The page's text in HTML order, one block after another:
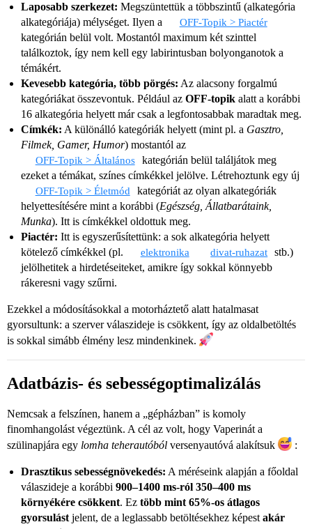
Laposabb szerkezet: Megszüntettük a többszintű (alkategória
alkategóriája) mélységet. Ilyen a
OFF-Topik > Piactér
kategórián belül volt. Mostantól maximum két szinttel
találkoztok, így nem kell egy labirintusban bolyonganotok a
témákért.
Kevesebb kategória, több pörgés: Az alacsony forgalmú
kategóriákat összevontuk. Például az OFF-topik alatt a korábbi
16 alkategória helyett már csak a legfontosabbak maradtak meg.
Címkék: A különálló kategóriák helyett (mint pl. a Gasztro,
Filmek, Gamer, Humor) mostantól az
OFF-Topik > Általános
kategórián belül találjátok meg
ezeket a témákat, színes címkékkel jelölve. Létrehoztunk egy új
OFF-Topik > Életmód
kategóriát az olyan alkategóriák
helyettesítésére mint a korábbi (Egészség, Állatbarátaink,
Munka). Itt is címkékkel oldottuk meg.
Piactér: Itt is egyszerűsítettünk: a sok alkategória helyett
kötelező címkékkel (pl.
elektronika divat-ruhazat
stb.)
jelölhetitek a hirdetéseiteket, amikre így sokkal könnyebb
rákeresni vagy szűrni.
Ezekkel a módosításokkal a motorháztető alatt hatalmasat
gyorsultunk: a szerver válaszideje is csökkent, így az oldalbetöltés
is sokkal simább élmény lesz mindenkinek.
Adatbázis- és sebességoptimalizálás
Nemcsak a felszínen, hanem a „gépházban” is komoly
finomhangolást végeztünk. A cél az volt, hogy Vaperinát a
szülinapjára egy lomha teherautóból versenyautóvá alakítsuk :
Drasztikus sebességnövekedés: A méréseink alapján a főoldal
válaszideje a korábbi 900–1400 ms-ról 350–400 ms
környékére csökkent. Ez több mint 65%-os átlagos
gyorsulást jelent, de a leglassabb betöltésekhez képest akár